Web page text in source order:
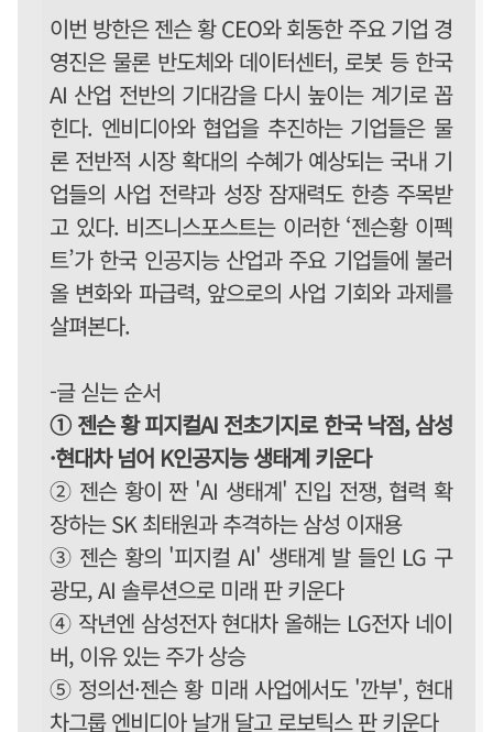
이번 방한은 젠슨 황 CEO와 회동한 주요 기업 경
영진은 물론 반도체와 데이터센터, 로봇 등 한국
AI 산업 전반의 기대감을 다시 높이는 계기로 꼽
힌다. 엔비디아와 협업을 추진하는 기업들은 물
론 전반적 시장 확대의 수혜가 예상되는 국내 기
업들의 사업 전략과 성장 잠재력도 한층 주목받
고 있다. 비즈니스포스트는 이러한 ‘젠슨황 이펙
트’가 한국 인공지능 산업과 주요 기업들에 불러
올 변화와 파급력, 앞으로의 사업 기회와 과제를
살펴본다.
-글 싣는 순서
① 젠슨 황 피지컬AI 전초기지로 한국 낙점, 삼성
·현대차 넘어 K인공지능 생태계 키운다
② 젠슨 황이 짠 'AI 생태계' 진입 전쟁, 협력 확
장하는 SK 최태원과 추격하는 삼성 이재용
③ 젠슨 황의 '피지컬 AI' 생태계 발 들인 LG 구
광모, AI 솔루션으로 미래 판 키운다
④ 작년엔 삼성전자 현대차 올해는 LG전자 네이
버, 이유 있는 주가 상승
⑤ 정의선·젠슨 황 미래 사업에서도 '깐부', 현대
차그룹 엔비디아 날개 달고 로보틱스 판 키운다